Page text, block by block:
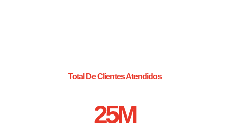
Total De Clientes Atendidos
25M